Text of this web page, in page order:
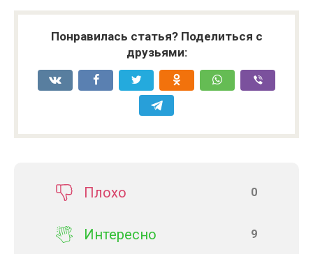
Понравилась статья? Поделиться с
друзьями:
Плохо 0
Интересно 9